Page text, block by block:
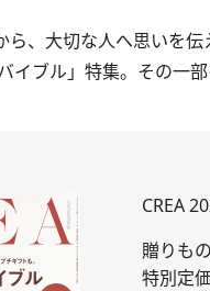
、大切な人へ思いを
イブル」特集。その一部
CREA
贈りも
特別定